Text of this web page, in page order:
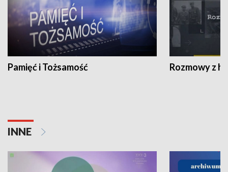
Pamięć i Tożsamość Rozmowy z
INNE